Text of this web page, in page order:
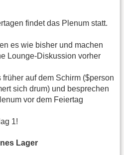
findet das Plenum statt.
es wie bisher und machen
Lounge-Diskussion vorher
früher auf dem Schirm ($person
sich drum) und besprechen
vor dem Feiertag
1!
Lager